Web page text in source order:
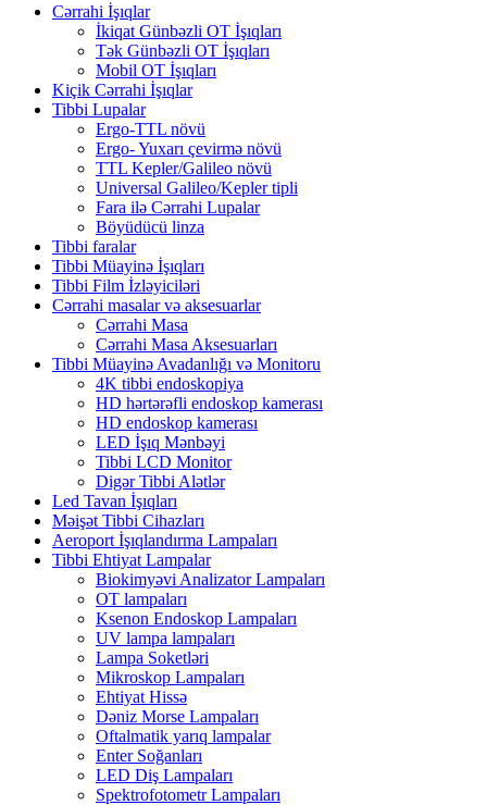
Cərrahi İşıqlar
İkiqat Günbəzli OT İşıqları
Tək Günbəzli OT İşıqları
Mobil OT İşıqları
Kiçik Cərrahi İşıqlar
Tibbi Lupalar
Ergo-TTL növü
Ergo- Yuxarı çevirmə növü
TTL Kepler/Galileo növü
Universal Galileo/Kepler tipli
Fara ilə Cərrahi Lupalar
Böyüdücü linza
Tibbi faralar
Tibbi Müayinə İşıqları
Tibbi Film İzləyiciləri
Cərrahi masalar və aksesuarlar
Cərrahi Masa
Cərrahi Masa Aksesuarları
Tibbi Müayinə Avadanlığı və Monitoru
4K tibbi endoskopiya
HD hərtərəfli endoskop kamerası
HD endoskop kamerası
LED İşıq Mənbəyi
Tibbi LCD Monitor
Digər Tibbi Alətlər
Led Tavan İşıqları
Məişət Tibbi Cihazları
Aeroport İşıqlandırma Lampaları
Tibbi Ehtiyat Lampalar
Biokimyəvi Analizator Lampaları
OT lampaları
Ksenon Endoskop Lampaları
UV lampa lampaları
Lampa Soketləri
Mikroskop Lampaları
Ehtiyat Hissə
Dəniz Morse Lampaları
Oftalmatik yarıq lampalar
Enter Soğanları
LED Diş Lampaları
Spektrofotometr Lampaları